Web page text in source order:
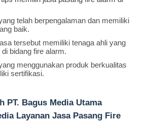
telah berpengalaman dan memiliki
baik.
tersebut memiliki tenaga ahli yang
bidang fire alarm.
menggunakan produk berkualitas
sertifikasi.
PT. Bagus Media Utama
Layanan Jasa Pasang Fire